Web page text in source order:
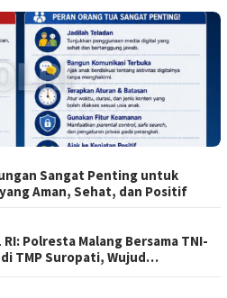
Sangat Penting untuk
Aman, Sehat, dan Positif
Polresta Malang Bersama TNI-
TMP Suropati, Wujud